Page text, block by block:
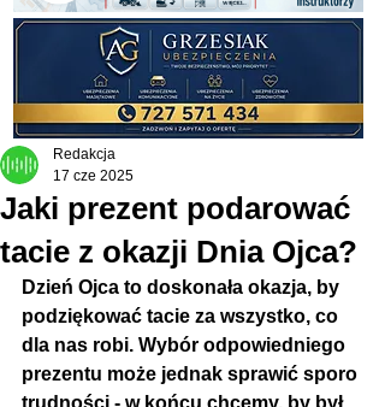
Jaki prezent podarować
tacie z okazji Dnia Ojca?
Redakcja
17 cze 2025
Dzień Ojca to doskonała okazja, by
podziękować tacie za wszystko, co
dla nas robi. Wybór odpowiedniego
prezentu może jednak sprawić sporo
trudności - w końcu chcemy, by był